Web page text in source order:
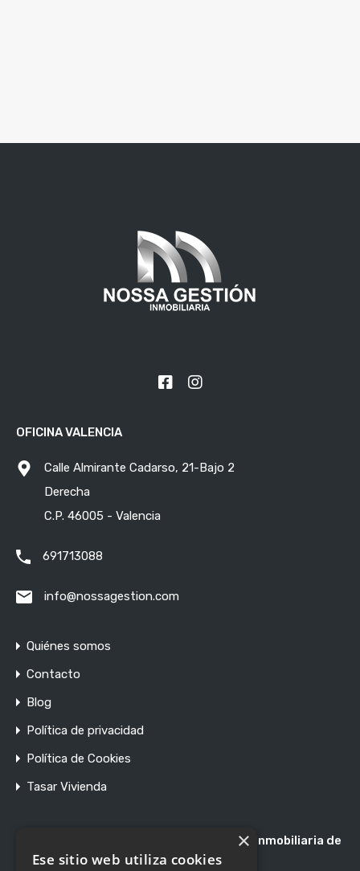
OFICINA VALENCIA
Calle Almirante Cadarso, 21-Bajo 2
Derecha
C.P. 46005 - Valencia
691713088
info@nossagestion.com
Quiénes somos
Contacto
Blog
Política de privacidad
Política de Cookies
Tasar Vivienda
Registro de Agentes de Intermediación Inmobiliaria de
la Comunidad Valenciana RAICV 1897
×
Ese sitio web utiliza cookies